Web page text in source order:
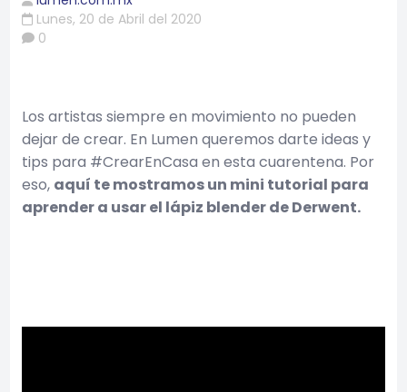
Lunes, 20 de Abril del 2020
0
Los artistas siempre en movimiento no pueden
dejar de crear. En Lumen queremos darte ideas y
tips para #CrearEnCasa en esta cuarentena. Por
eso, aquí te mostramos un mini tutorial para
aprender a usar el lápiz blender de Derwent.